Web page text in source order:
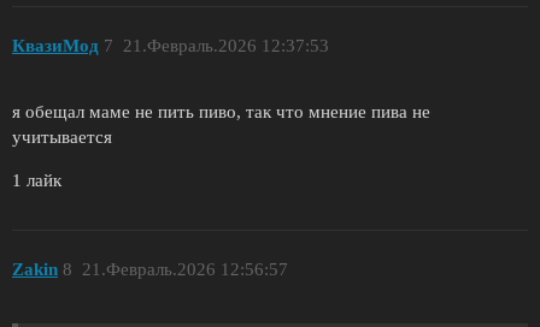
КвазиМод 21.Февраль.2026 12:37:53
7
я обещал маме не пить пиво, так что мнение пива не
учитывается
1 лайк
Zakin 21.Февраль.2026 12:56:57
8